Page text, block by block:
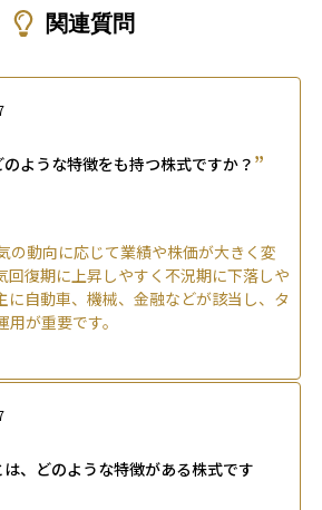
関連質問
ような特徴をも持つ株式ですか？ ”
の動向に応じて業績や株価が大きく変
回復期に上昇しやすく不況期に下落しや
に自動車、機械、金融などが該当し、タ
が重要です。
、どのような特徴がある株式です